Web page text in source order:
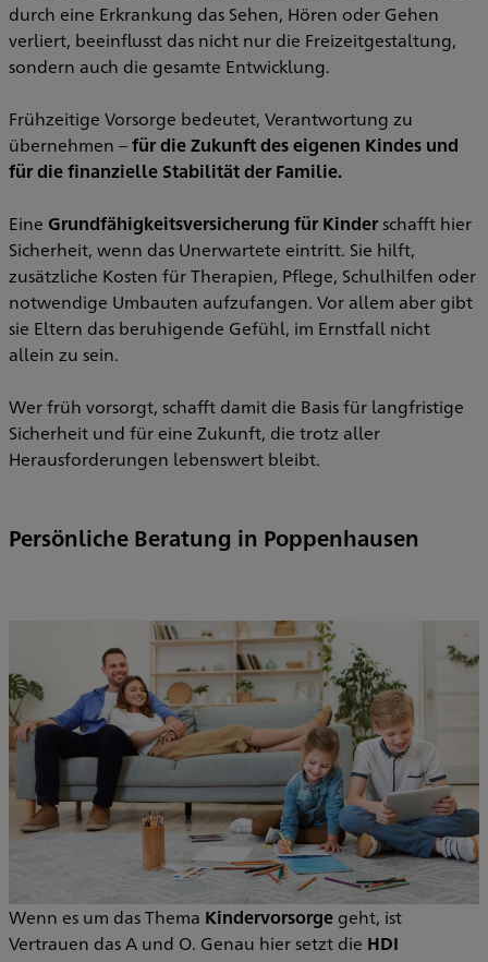
durch eine Erkrankung das Sehen, Hören oder Gehen
verliert, beeinflusst das nicht nur die Freizeitgestaltung,
sondern auch die gesamte Entwicklung.
Frühzeitige Vorsorge bedeutet, Verantwortung zu
übernehmen –für die Zukunft des eigenen Kindes und
für die finanzielle Stabilität der Familie.
Eine Grundfähigkeitsversicherung für Kinderschafft hier
Sicherheit, wenn das Unerwartete eintritt. Sie hilft,
zusätzliche Kosten für Therapien, Pflege, Schulhilfen oder
notwendige Umbauten aufzufangen. Vor allem aber gibt
sie Eltern das beruhigende Gefühl, im Ernstfall nicht
allein zu sein.
Wer früh vorsorgt, schafft damit die Basis für langfristige
Sicherheit und für eine Zukunft, die trotz aller
Herausforderungen lebenswert bleibt.
Persönliche Beratung in Poppenhausen
Wenn es um das Thema Kindervorsorge geht, ist
Vertrauen das A und O. Genau hier setzt die HDI